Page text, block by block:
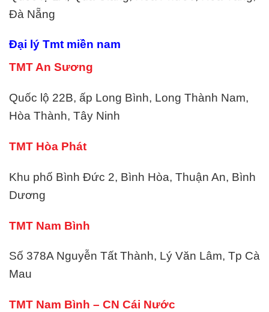
Đà Nẵng
Đại lý Tmt miền nam
TMT An Sương
Quốc lộ 22B, ấp Long Bình, Long Thành Nam,
Hòa Thành, Tây Ninh
TMT Hòa Phát
Khu phố Bình Đức 2, Bình Hòa, Thuận An, Bình
Dương
TMT Nam Bình
Số 378A Nguyễn Tất Thành, Lý Văn Lâm, Tp Cà
Mau
TMT Nam Bình – CN Cái Nước